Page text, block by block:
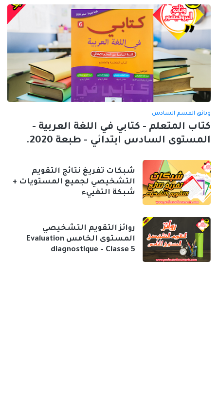
وثائق القسم السادس
كتاب المتعلم - كتابي في اللغة العربية -
المستوى السادس ابتدائي - طبعة 2020.
شبكات تفريغ نتائج التقويم
التشخيصي لجميع المستويات +
شبكة التفييء
روائز التقويم التشخيصي
المستوى الخامس Evaluation
diagnostique - Classe 5